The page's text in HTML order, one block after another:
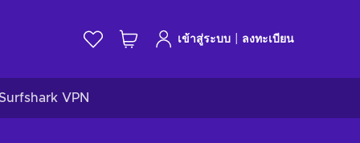
เข้าสู่ระบบ ลงทะเบียน
VPN